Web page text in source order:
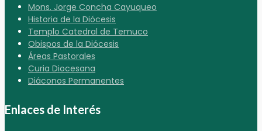
Mons. Jorge Concha Cayuqueo
Historia de la Diócesis
Templo Catedral de Temuco
Obispos de la Diócesis
Áreas Pastorales
Curia Diocesana
Diáconos Permanentes
Enlaces de Interés